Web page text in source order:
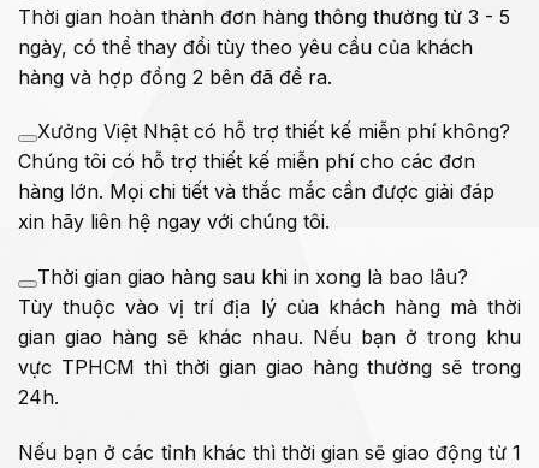
Thời gian hoàn thành đơn hàng thông thường từ 3 - 5
ngày, có thể thay đổi tùy theo yêu cầu của khách
hàng và hợp đồng 2 bên đã đề ra.
Xưởng Việt Nhật có hỗ trợ thiết kế miễn phí không?
Chúng tôi có hỗ trợ thiết kế miễn phí cho các đơn
hàng lớn. Mọi chi tiết và thắc mắc cần được giải đáp
xin hãy liên hệ ngay với chúng tôi.
Thời gian giao hàng sau khi in xong là bao lâu?
Tùy thuộc vào vị trí địa lý của khách hàng mà thời
gian giao hàng sẽ khác nhau. Nếu bạn ở trong khu
vực TPHCM thì thời gian giao hàng thường sẽ trong
24h.
Nếu bạn ở các tỉnh khác thì thời gian sẽ giao động từ 1